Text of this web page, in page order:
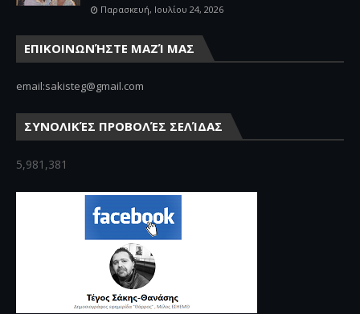
Παρασκευή, Ιουλίου 24, 2026
ΕΠΙΚΟΙΝΩΝΉΣΤΕ ΜΑΖΊ ΜΑΣ
email:sakisteg@gmail.com
ΣΥΝΟΛΙΚΈΣ ΠΡΟΒΟΛΈΣ ΣΕΛΊΔΑΣ
5,981,381